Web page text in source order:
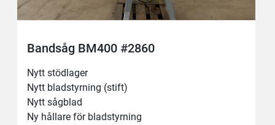
Bandsåg BM400 #2860
Nytt stödlager
Nytt bladstyrning (stift)
Nytt sågblad
Ny hållare för bladstyrning